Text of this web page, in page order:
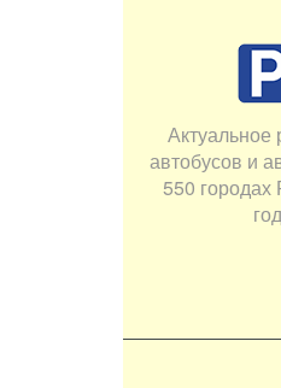
Актуальное
автобусов и
550 городах